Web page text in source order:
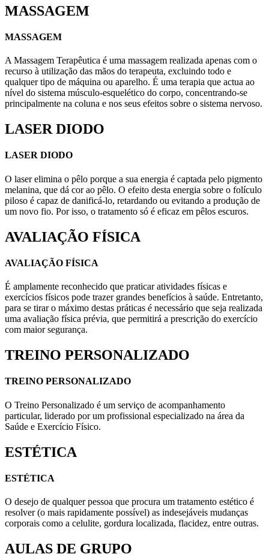
MASSAGEM
MASSAGEM
A Massagem Terapêutica é uma massagem realizada apenas com o
recurso à utilização das mãos do terapeuta, excluindo todo e
qualquer tipo de máquina ou aparelho. É uma terapia que actua ao
nível do sistema músculo-esquelético do corpo, concentrando-se
principalmente na coluna e nos seus efeitos sobre o sistema nervoso.
LASER DIODO
LASER DIODO
O laser elimina o pêlo porque a sua energia é captada pelo pigmento
melanina, que dá cor ao pêlo. O efeito desta energia sobre o folículo
piloso é capaz de danificá-lo, retardando ou evitando a produção de
um novo fio. Por isso, o tratamento só é eficaz em pêlos escuros.
AVALIAÇÃO FÍSICA
AVALIAÇÃO FÍSICA
É amplamente reconhecido que praticar atividades físicas e
exercícios físicos pode trazer grandes benefícios à saúde. Entretanto,
para se tirar o máximo destas práticas é necessário que seja realizada
uma avaliação física prévia, que permitirá a prescrição do exercício
com maior segurança.
TREINO PERSONALIZADO
TREINO PERSONALIZADO
O Treino Personalizado é um serviço de acompanhamento
particular, liderado por um profissional especializado na área da
Saúde e Exercício Físico.
ESTÉTICA
ESTÉTICA
O desejo de qualquer pessoa que procura um tratamento estético é
resolver (o mais rapidamente possível) as indesejáveis mudanças
corporais como a celulite, gordura localizada, flacidez, entre outras.
AULAS DE GRUPO